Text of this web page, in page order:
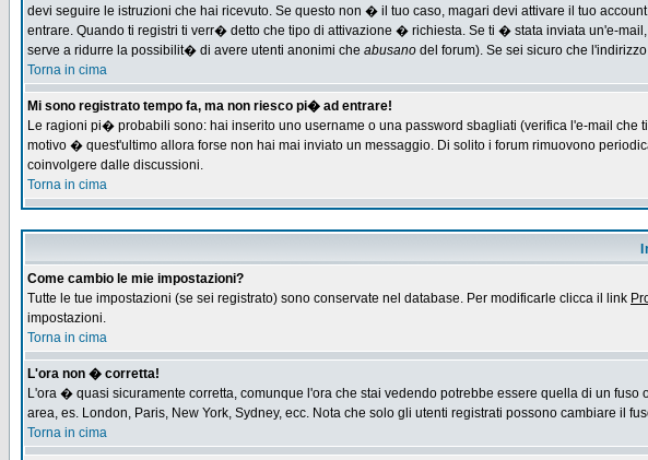
devi seguire le istruzioni che hai ricevuto. Se questo non � il tuo caso, magari devi attivare il tuo
entrare. Quando ti registri ti verr� detto che tipo di attivazione � richiesta. Se ti � stata inviata un'e-
serve a ridurre la possibilit� di avere utenti anonimi che abusano del forum). Se sei sicuro che
Torna in cima
Mi sono registrato tempo fa, ma non riesco pi� ad entrare!
Le ragioni pi� probabili sono: hai inserito uno username o una password sbagliati (verifica l'e-mail
motivo � quest'ultimo allora forse non hai mai inviato un messaggio. Di solito i forum rimuovono
coinvolgere dalle discussioni.
Torna in cima
Come cambio le mie impostazioni?
Tutte le tue impostazioni (se sei registrato) sono conservate nel database. Per modificarle clicca il link
impostazioni.
Torna in cima
L'ora non � corretta!
L'ora � quasi sicuramente corretta, comunque l'ora che stai vedendo potrebbe essere quella di un
area, es. London, Paris, New York, Sydney, ecc. Nota che solo gli utenti registrati possono cambiare il
Torna in cima